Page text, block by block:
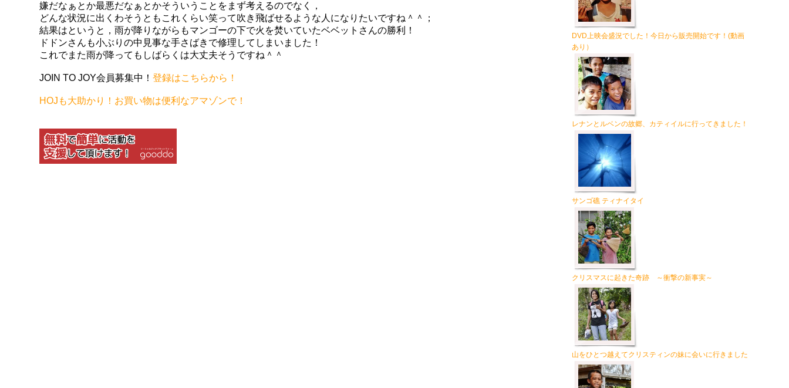
嫌だなぁとか最悪だなぁとかそういうことをまず考えるのでなく，
どんな状況に出くわそうともこれくらい笑って吹き飛ばせるような人になりたいですね＾＾；
結果はというと，雨が降りながらもマンゴーの下で火を焚いていたベベットさんの勝利！
ドドンさんも小ぶりの中見事な手さばきで修理してしまいました！
これでまた雨が降ってもしばらくは大丈夫そうですね＾＾
JOIN TO JOY会員募集中！登録はこちらから！
HOJも大助かり！お買い物は便利なアマゾンで！
DVD上映会盛況でした！今日から販売開始です！(動画
あり）
レナンとルベンの故郷、カティイルに行ってきました！
サンゴ礁 ティナイタイ
クリスマスに起きた奇跡 ～衝撃の新事実～
山をひとつ越えてクリスティンの妹に会いに行きました